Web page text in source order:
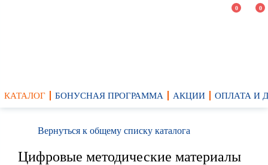
0 0
КАТАЛОГ БОНУСНАЯ ПРОГРАММА АКЦИИ ОПЛАТА И
Вернуться к общему списку каталога
Цифровые методические материалы